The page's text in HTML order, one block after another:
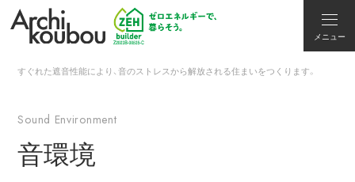
メニュー
すぐれた遮音性能により、音のストレスから解放される住まいをつくります。
Sound Environment
音環境